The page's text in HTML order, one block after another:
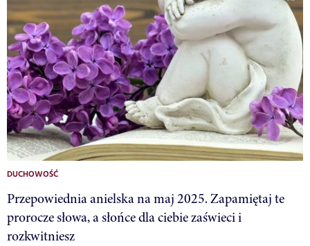
DUCHOWOŚĆ
Przepowiednia anielska na maj 2025. Zapamiętaj te
prorocze słowa, a słońce dla ciebie zaświeci i
rozkwitniesz